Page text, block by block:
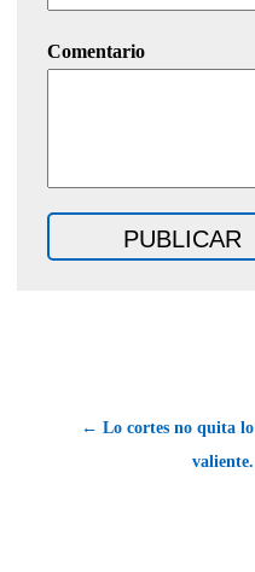
Comentario
← Lo cortes no quita lo
valiente.